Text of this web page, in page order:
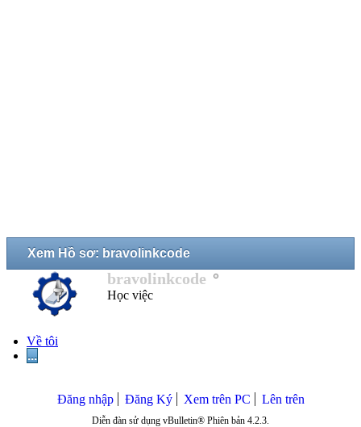
Xem Hồ sơ: bravolinkcode
bravolinkcode
Học việc
Về tôi
...
Đăng nhập Đăng Ký Xem trên PC Lên trên
Diễn đàn sử dụng vBulletin® Phiên bản 4.2.3.